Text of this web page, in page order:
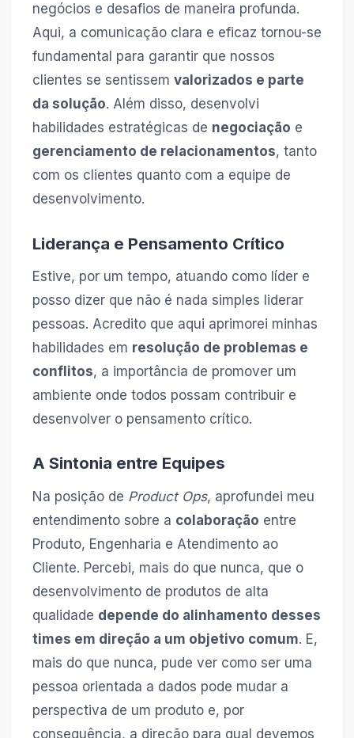
negócios e desafios de maneira profunda.
Aqui, a comunicação clara e eficaz tornou-se
fundamental para garantir que nossos
clientes se sentissem valorizados e parte
da solução. Além disso, desenvolvi
habilidades estratégicas de negociação e
gerenciamento de relacionamentos, tanto
com os clientes quanto com a equipe de
desenvolvimento.
Liderança e Pensamento Crítico
Estive, por um tempo, atuando como líder e
posso dizer que não é nada simples liderar
pessoas. Acredito que aqui aprimorei minhas
habilidades em resolução de problemas e
conflitos, a importância de promover um
ambiente onde todos possam contribuir e
desenvolver o pensamento crítico.
A Sintonia entre Equipes
Na posição de Product Ops, aprofundei meu
entendimento sobre a colaboração entre
Produto, Engenharia e Atendimento ao
Cliente. Percebi, mais do que nunca, que o
desenvolvimento de produtos de alta
qualidade depende do alinhamento desses
times em direção a um objetivo comum. E,
mais do que nunca, pude ver como ser uma
pessoa orientada a dados pode mudar a
perspectiva de um produto e, por
consequência, a direção para qual devemos